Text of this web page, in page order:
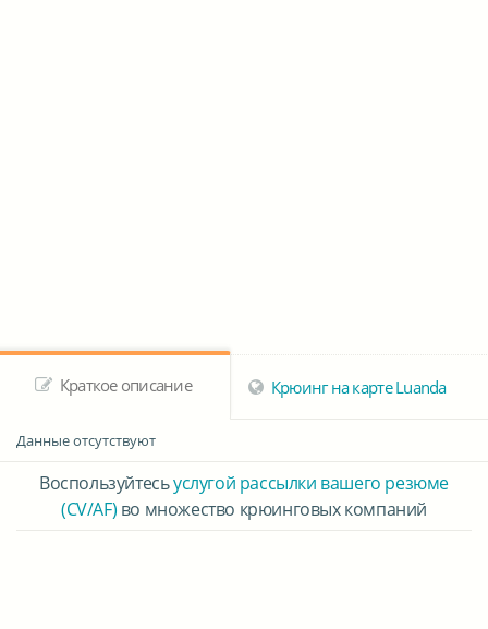
Краткое описание Крюинг на карте Luanda
Данные отсутствуют
Воспользуйтесьуслугой рассылки вашего резюме
(CV/AF) во множество крюинговых компаний